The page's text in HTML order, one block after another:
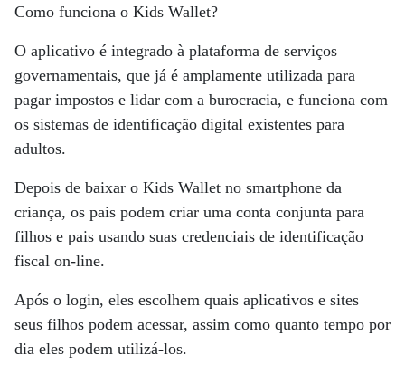
Como funciona o Kids Wallet?
O aplicativo é integrado à plataforma de serviços
governamentais, que já é amplamente utilizada para
pagar impostos e lidar com a burocracia, e funciona com
os sistemas de identificação digital existentes para
adultos.
Depois de baixar o Kids Wallet no smartphone da
criança, os pais podem criar uma conta conjunta para
filhos e pais usando suas credenciais de identificação
fiscal on-line.
Após o login, eles escolhem quais aplicativos e sites
seus filhos podem acessar, assim como quanto tempo por
dia eles podem utilizá-los.